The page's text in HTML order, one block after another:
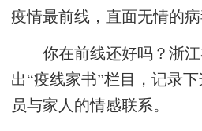
疫情最前线，直面无情的病
你在前线还好吗？浙江
出“疫线家书”栏目，记录
员与家人的情感联系。